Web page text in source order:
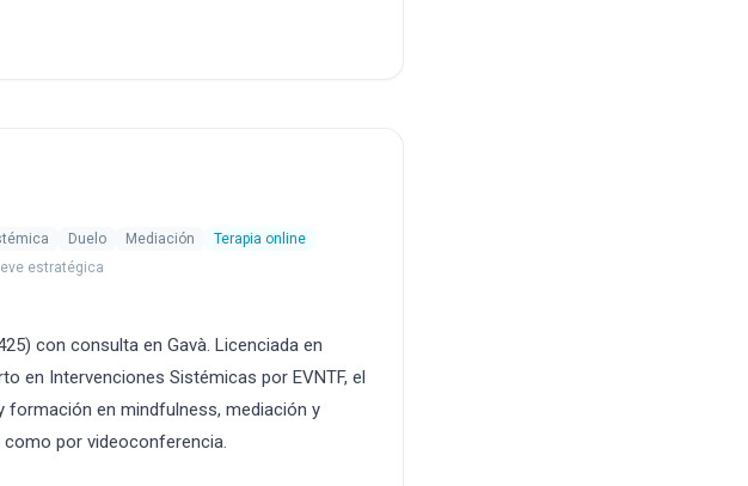
Duelo Mediación
Terapia online
estratégica
con consulta en Gavà. Licenciada en
en Intervenciones Sistémicas por EVNTF, el
formación en mindfulness, mediación y
por videoconferencia.